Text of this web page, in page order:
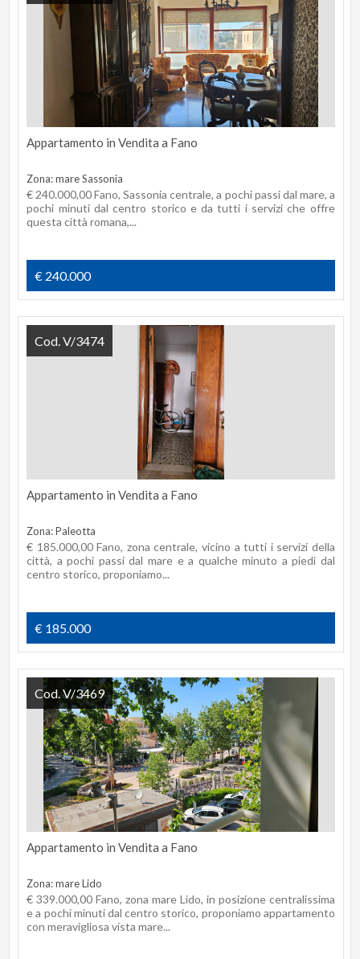
Appartamento in Vendita a Fano
Zona: mare Sassonia
€ 240.000,00 Fano, Sassonia centrale, a pochi passi dal mare, a
pochi minuti dal centro storico e da tutti i servizi che offre
questa città romana,...
€ 240.000
Appartamento in Vendita a Fano
Zona: Paleotta
€ 185.000,00 Fano, zona centrale, vicino a tutti i servizi della
città, a pochi passi dal mare e a qualche minuto a piedi dal
centro storico, proponiamo...
€ 185.000
Cod. V/3474
Appartamento in Vendita a Fano
Zona: mare Lido
€ 339.000,00 Fano, zona mare Lido, in posizione centralissima
e a pochi minuti dal centro storico, proponiamo appartamento
con meravigliosa vista mare...
Cod. V/3469